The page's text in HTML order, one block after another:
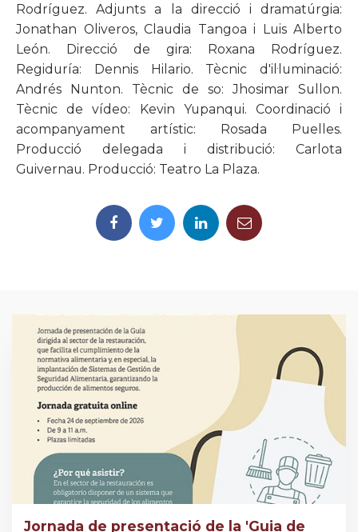
Rodríguez. Adjunts a la direcció i dramatúrgia:
Jonathan Oliveros, Claudia Tangoa i Luis Alberto
León. Direcció de gira: Roxana Rodríguez.
Regiduría: Dennis Hilario. Tècnic d'il·luminació:
Andrés Nunton. Tècnic de so: Jhosimar Sullon.
Tècnic de vídeo: Kevin Yupanqui. Coordinació i
acompanyament artístic: Rosada Puelles.
Producció delegada i distribució: Carlota
Guivernau. Producció: Teatro La Plaza.
Jornada de presentació de la 'Guia de